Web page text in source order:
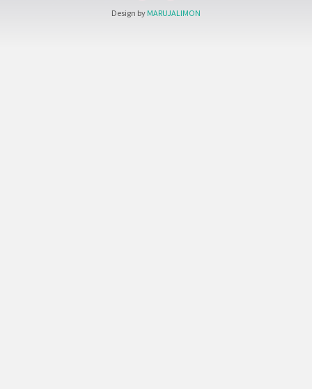
Design by MARUJALIMON